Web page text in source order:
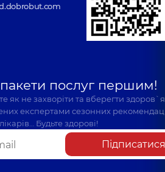
послуг першим!
як не захворіти та вберегти
експертами сезонних
Будьте здорові!
Підписатися